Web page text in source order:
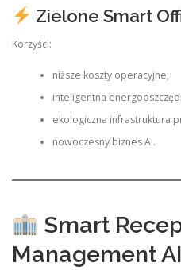
Zielone Smart
Korzyści:
niższe koszty operacyjne,
inteligentna
ekologiczna infrastruktura
nowoczesny biznes AI.
Smart
Management